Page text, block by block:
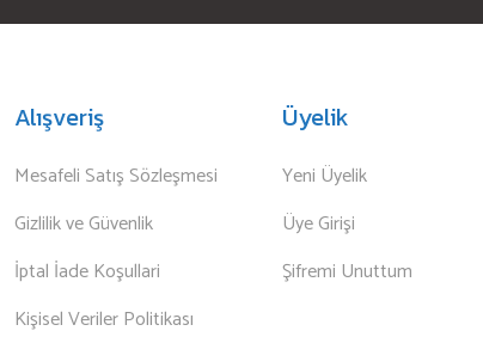
Alışveriş
Mesafeli Satış Sözleşmesi
Gizlilik ve Güvenlik
İptal İade Koşullari
Kişisel Veriler Politikası
Üyelik
Yeni Üyelik
Üye Girişi
Şifremi Unuttum